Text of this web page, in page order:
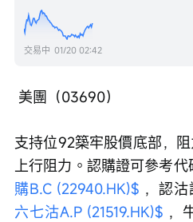
交易中 01/20 02:42
美團（03690）
支持位92築牢股價底部，
上行阻力。認購證可參考
購B.C (22940.HK)$ ，認沽
六七沽A.P (21519.HK)$ ，